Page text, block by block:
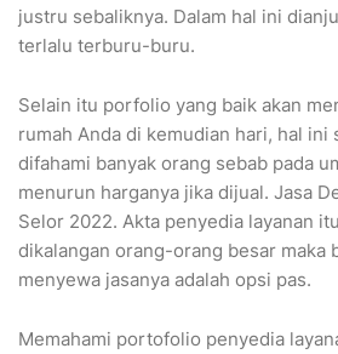
justru sebaliknya. Dalam hal ini
terlalu terburu-buru.
Selain itu porfolio yang baik akan
rumah Anda di kemudian hari, hal ini
difahami banyak orang sebab pada
menurun harganya jika dijual. Jasa
Selor 2022. Akta penyedia layanan
dikalangan orang-orang besar maka
menyewa jasanya adalah opsi pas.
Memahami portofolio penyedia